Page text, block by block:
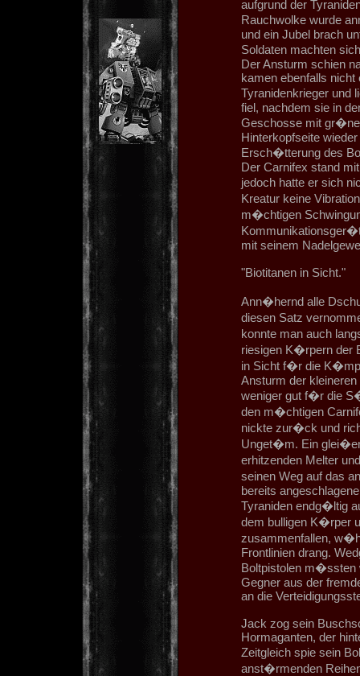
aufgrund der
Rauchwolke wurde
und ein Jubel brach
Soldaten machten
Der Ansturm schien
kamen ebenfalls
Tyranidenkrieger und
fiel, nachdem sie in
Geschosse mit
Hinterkopfseite
Ersch�tterung des
Der Carnifex stand
jedoch hatte er sich
Kreatur keine
m�chtigen
mit seinem
"Biotitanen in Sicht."
Ann�hernd alle
diesen Satz
konnte man auch
riesigen K�rpern der
in Sicht f�r die
Ansturm der
weniger gut f�r die
den m�chtigen
nickte zur�ck und
Unget�m. Ein
erhitzenden Melter
seinen Weg auf das
bereits
Tyraniden endg�ltig
dem bulligen K�rper
zusammenfallen,
Frontlinien drang.
Boltpistolen m�ssten
Gegner aus der
an die
Jack zog sein
Hormaganten, der
Zeitgleich spie sein
anst�rmenden